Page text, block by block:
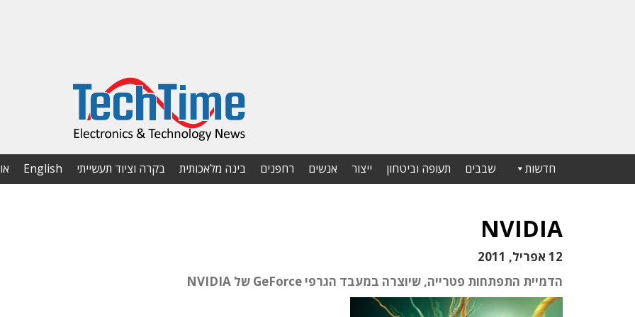
חדשות שבבים תעופה וביטחון ייצור אנשים רחפנים בינה מלאכותית בקרה וציוד תעשייתי English
NVIDIA
12 אפריל, 2011
הדמיית התפתחות פטרייה, שיוצרה במעבד הגרפי GeForce של NVIDIA